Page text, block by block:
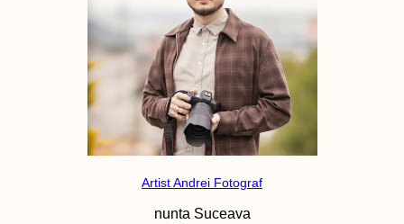
Artist Andrei Fotograf
nunta Suceava